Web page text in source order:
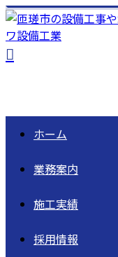
ホーム
業務案内
施工実績
採用情報